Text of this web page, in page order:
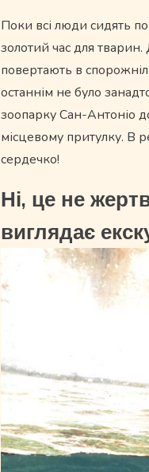
Поки всі люди сидять
золотий час для
повертають в
останнім не було
зоопарку Сан-Антоніо
місцевому притулку. В
сердечко!
Ні, це не
виглядає